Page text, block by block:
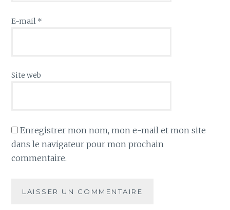
E-mail *
Site web
Enregistrer mon nom, mon e-mail et mon site
dans le navigateur pour mon prochain
commentaire.